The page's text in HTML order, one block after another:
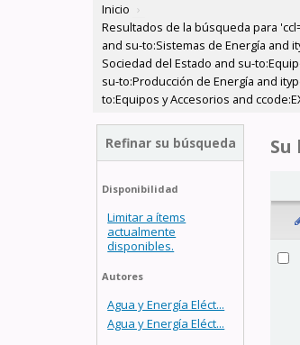
Inicio ›
Resultados de la búsqueda para
and su-to:Sistemas de Energía and
Sociedad del Estado and su-
su-to:Producción de Energía and
to:Equipos y Accesorios and
Refinar su búsqueda
Disponibilidad
Limitar a ítems
actualmente
disponibles.
Autores
Agua y Energía Eléct...
Agua y Energía Eléct...